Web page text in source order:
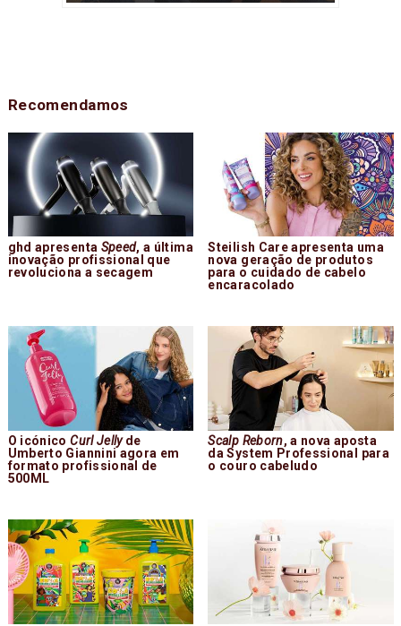
Recomendamos
ghd apresenta Speed, a última
inovação profissional que
revoluciona a secagem
Steilish Care apresenta uma
nova geração de produtos
para o cuidado de cabelo
encaracolado
O icónicoCurl Jellyde
Umberto Giannini agora em
formato profissional de
500ML
Scalp Reborn, a nova aposta
da System Professional para
o couro cabeludo